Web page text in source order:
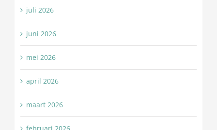
juli 2026
juni 2026
mei 2026
april 2026
maart 2026